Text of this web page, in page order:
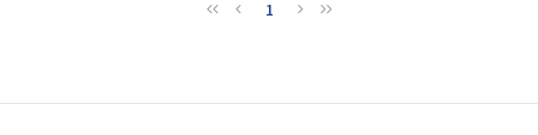
1